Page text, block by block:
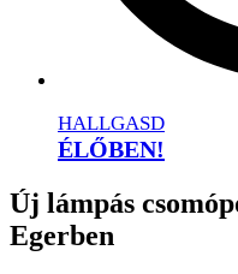
HALLGASD
ÉLŐBEN!
Új lámpás
Egerben